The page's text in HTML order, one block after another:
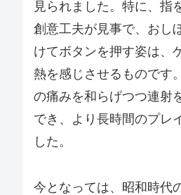
見られました。特に、指
創意工夫が見事で、おし
けてボタンを押す姿は、
熱を感じさせるものです
の痛みを和らげつつ連射
でき、より長時間のプレ
した。
今となっては、昭和時代